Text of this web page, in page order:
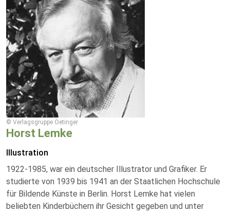
© Verlagsgruppe Oetinger
Horst Lemke
Illustration
1922-1985, war ein deutscher Illustrator und Grafiker. Er
studierte von 1939 bis 1941 an der Staatlichen Hochschule
für Bildende Künste in Berlin. Horst Lemke hat vielen
beliebten Kinderbüchern ihr Gesicht gegeben und unter